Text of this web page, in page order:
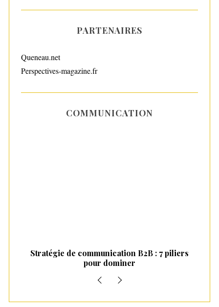
PARTENAIRES
Queneau.net
Perspectives-magazine.fr
COMMUNICATION
Stratégie de communication B2B : 7 piliers
pour dominer